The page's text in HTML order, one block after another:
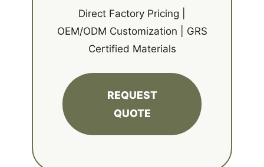
Direct Factory Pricing |
OEM/ODM Customization | GRS
Certified Materials
REQUEST
QUOTE